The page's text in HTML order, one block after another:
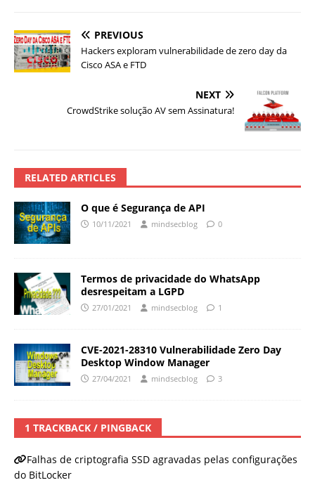
PREVIOUS
Hackers exploram vulnerabilidade de zero day da
Cisco ASA e FTD
NEXT
CrowdStrike solução AV sem Assinatura!
RELATED ARTICLES
O que é Segurança de API
10/11/2021 mindsecblog 0
Termos de privacidade do WhatsApp
desrespeitam a LGPD
27/01/2021 mindsecblog 1
CVE-2021-28310 Vulnerabilidade Zero Day
Desktop Window Manager
27/04/2021 mindsecblog 3
1 TRACKBACK / PINGBACK
Falhas de criptografia SSD agravadas pelas configurações
do BitLocker